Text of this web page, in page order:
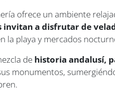
ofrece un ambiente
invitan a disfrutar de
la playa y mercados
de historia andalusí,
monumentos,